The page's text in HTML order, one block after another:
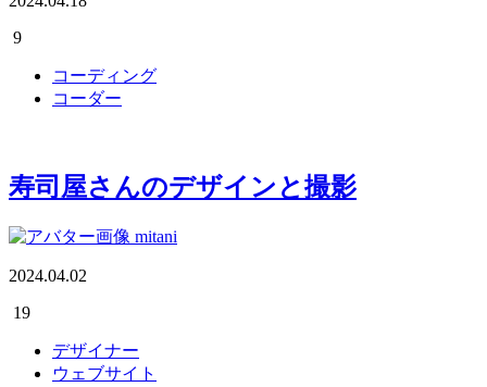
9
コーディング
コーダー
寿司屋さんのデザインと撮影
mitani
2024.04.02
19
デザイナー
ウェブサイト